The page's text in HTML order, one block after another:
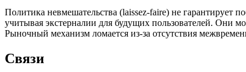
Политика невмешательства (laissez-faire) не гарантирует
учитывая экстерналии для будущих пользователей. Они
Рыночный механизм ломается из-за отсутствия
Связи